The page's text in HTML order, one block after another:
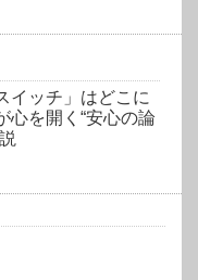
イッチ」はどこに
心を開く“安心の論